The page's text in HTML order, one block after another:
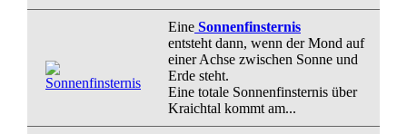
Eine Sonnenfinsternis
entsteht dann, wenn der Mond auf
einer Achse zwischen Sonne und
Erde steht.
Eine totale Sonnenfinsternis über
Kraichtal kommt am...